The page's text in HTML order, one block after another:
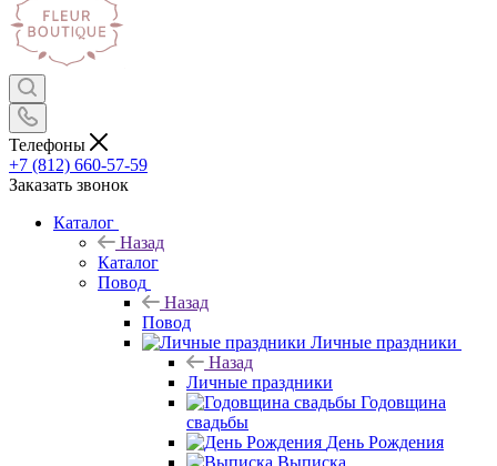
Телефоны
+7 (812) 660-57-59
Заказать звонок
Каталог
Назад
Каталог
Повод
Назад
Повод
Личные праздники
Назад
Личные праздники
Годовщина
свадьбы
День Рождения
Выписка